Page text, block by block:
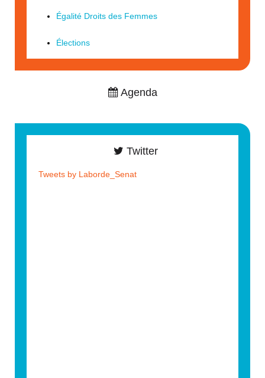
Égalité Droits des Femmes
Élections
Agenda
Twitter
Tweets by Laborde_Senat